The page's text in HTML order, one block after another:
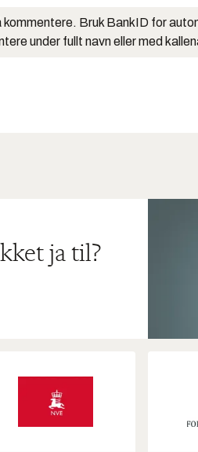
Bruk BankID for
under fullt navn eller med
ja til?